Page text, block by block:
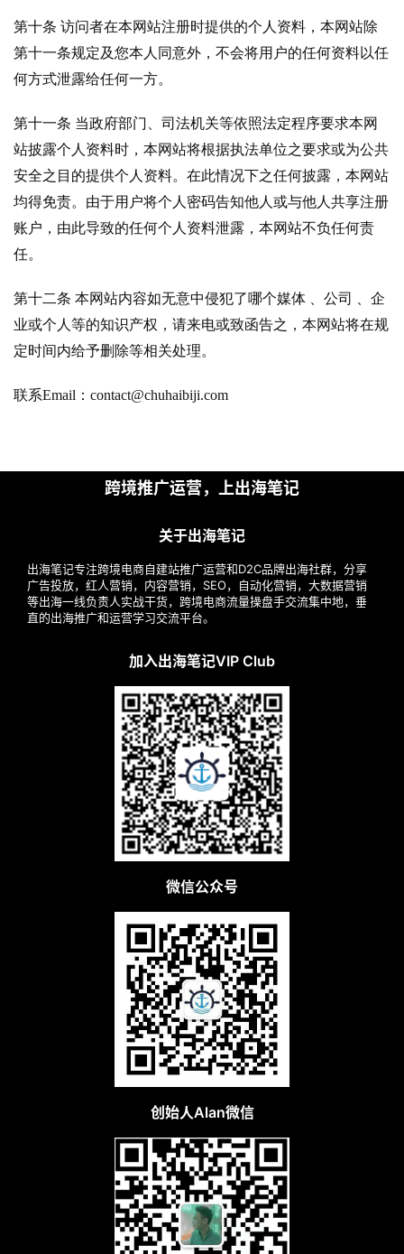
操
盘
C
l
u
b
干
货
精
选
第十条 访问者在本网站注册时提供的个人资料，本网站除
第十一条规定及您本人同意外，不会将用户的任何资料以任
何方式泄露给任何一方。
第十一条 当政府部门、司法机关等依照法定程序要求本网
站披露个人资料时，本网站将根据执法单位之要求或为公共
安全之目的提供个人资料。在此情况下之任何披露，本网站
均得免责。由于用户将个人密码告知他人或与他人共享注册
账户，由此导致的任何个人资料泄露，本网站不负任何责
任。
第十二条 本网站内容如无意中侵犯了哪个媒体 、公司 、企
业或个人等的知识产权，请来电或致函告之，本网站将在规
定时间内给予删除等相关处理。
联系Email：contact@chuhaibiji.com
跨境推广运营，上出海笔记
关于出海笔记
出海笔记专注跨境电商自建站推广运营和D2C品牌出海社群，分享
广告投放，红人营销，内容营销，SEO，自动化营销，大数据营销
等出海一线负责人实战干货，跨境电商流量操盘手交流集中地，垂
直的出海推广和运营学习交流平台。
加入出海笔记VIP Club
微信公众号
创始人Alan微信